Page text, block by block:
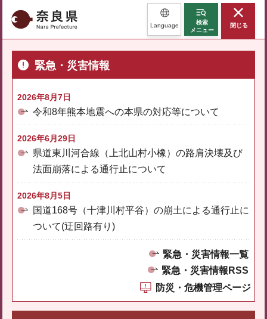
奈良県 Language
検索
メニュー
閉じる
緊急・災害情報
2026年8月7日
令和8年熊本地震への本県の対応等について
2026年6月29日
県道東川河合線（上北山村小橡）の路肩決壊及び
法面崩落による通行止について
2026年8月5日
国道168号（十津川村平谷）の崩土による通行止に
ついて(迂回路有り)
緊急・災害情報一覧
緊急・災害情報RSS
防災・危機管理ページ